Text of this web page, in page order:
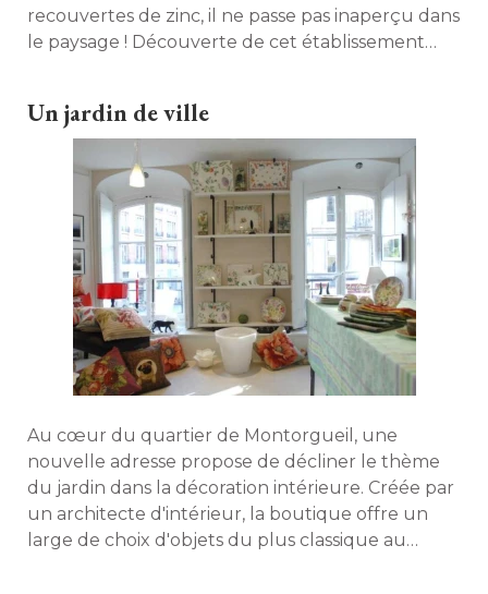
recouvertes de zinc, il ne passe pas inaperçu dans
le paysage ! Découverte de cet établissement
Un jardin de ville
Au cœur du quartier de Montorgueil, une
nouvelle adresse propose de décliner le thème
du jardin dans la décoration intérieure. Créée par
un architecte d'intérieur, la boutique offre un
large de choix d'objets du plus classique au